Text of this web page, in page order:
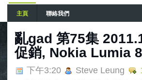
主頁 聯絡我們
亂gad 第75集
促銷, Nokia Lumia
下午3:20 Steve Leung